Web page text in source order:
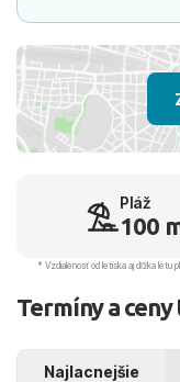
Pláž
100
* Vzdialenosť od letiska aj dľžka letu
Termíny a
Najlacnejšie